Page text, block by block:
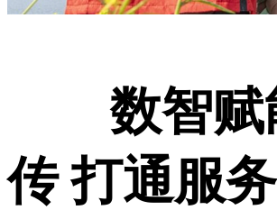
数智
传 打通服